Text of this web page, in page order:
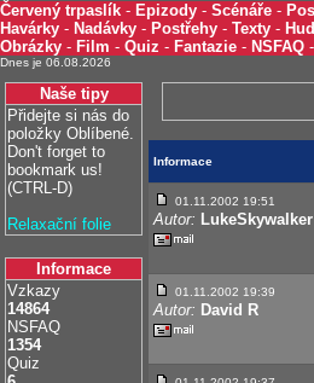
Červený trpaslík - Epizody - Scénáře -
Havárky - Nadávky - Postřehy - Texty -
Obrázky - Film - Quiz - Fantazie - NSFAQ -
Dnes je 06.08.2026
Naše tipy
Přidejte si nás do
položky Oblíbené.
Don't forget to
bookmark us!
(CTRL-D)
Relaxační folie
Informace
Vzkazy
14864
NSFAQ
1354
Quiz
Informace
01.11.2002 19:51
Autor: LukeSkywalker
01.11.2002 19:39
Autor: David R